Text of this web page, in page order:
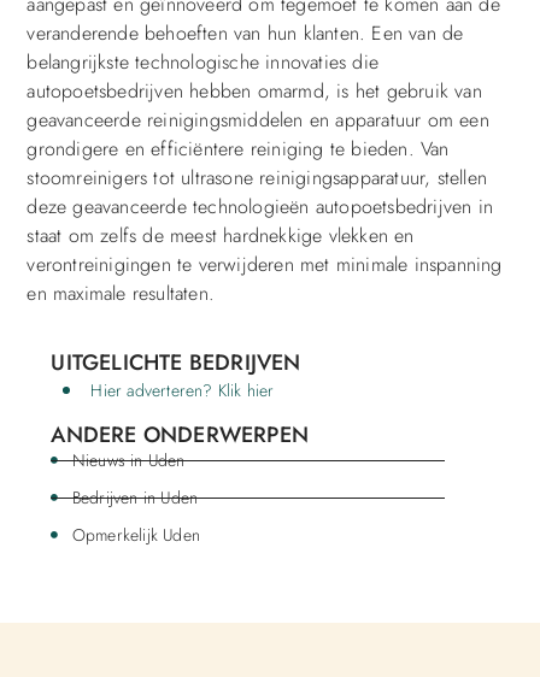
veranderende behoeften van hun klanten. Een van de
belangrijkste technologische innovaties die
autopoetsbedrijven hebben omarmd, is het gebruik van
geavanceerde reinigingsmiddelen en apparatuur om een
grondigere en efficiëntere reiniging te bieden. Van
stoomreinigers tot ultrasone reinigingsapparatuur, stellen
deze geavanceerde technologieën autopoetsbedrijven in
staat om zelfs de meest hardnekkige vlekken en
verontreinigingen te verwijderen met minimale inspanning
en maximale resultaten.
UITGELICHTE BEDRIJVEN
Hier adverteren? Klik hier
ANDERE ONDERWERPEN
Nieuws in Uden
Bedrijven in Uden
Opmerkelijk Uden